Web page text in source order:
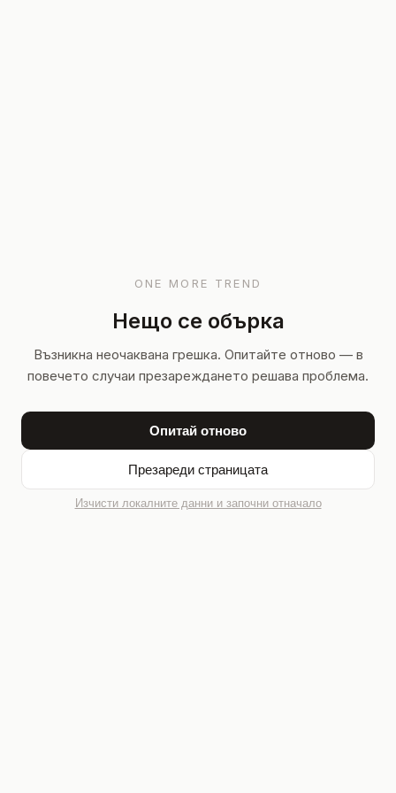
ONE MORE TREND
Нещо се обърка
Възникна неочаквана грешка. Опитайте отново — в
повечето случаи презареждането решава проблема.
Опитай отново
Презареди страницата
Изчисти локалните данни и започни отначало